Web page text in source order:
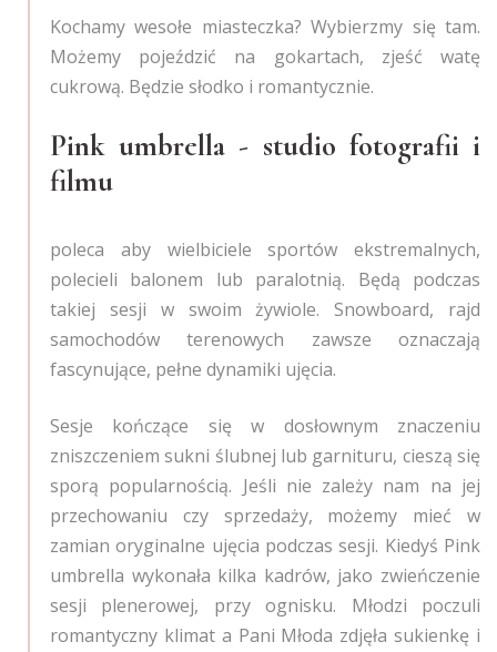
Kochamy wesołe miasteczka? Wybierzmy się tam.
Możemy pojeździć na gokartach, zjeść watę
cukrową. Będzie słodko i romantycznie.
Pink umbrella - studio fotografii i
filmu
poleca aby wielbiciele sportów ekstremalnych,
polecieli balonem lub paralotnią. Będą podczas
takiej sesji w swoim żywiole. Snowboard, rajd
samochodów terenowych zawsze oznaczają
fascynujące, pełne dynamiki ujęcia.
Sesje kończące się w dosłownym znaczeniu
zniszczeniem sukni ślubnej lub garnituru, cieszą się
sporą popularnością. Jeśli nie zależy nam na jej
przechowaniu czy sprzedaży, możemy mieć w
zamian oryginalne ujęcia podczas sesji. Kiedyś Pink
umbrella wykonała kilka kadrów, jako zwieńczenie
sesji plenerowej, przy ognisku. Młodzi poczuli
romantyczny klimat a Pani Młoda zdjęła sukienkę i